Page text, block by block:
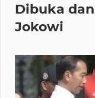
Dibuka
Jokowi